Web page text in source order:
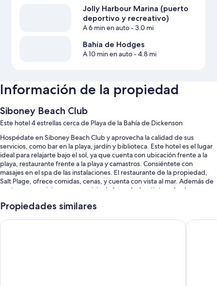
Jolly Harbour Marina (puerto
deportivo y recreativo)
A 6 min en auto- 3.0 mi
Bahía de Hodges
A 10 min en auto- 4.8 mi
Información de la propiedad
Siboney Beach Club
Este hotel 4 estrellas cerca de Playa de la Bahía de Dickenson
Hospédate en Siboney Beach Club y aprovecha la calidad de sus
servicios, como bar en la playa, jardín y biblioteca. Este hotel es el lugar
ideal para relajarte bajo el sol, ya que cuenta con ubicación frente a la
playa, restaurante frente a la playa y camastros. Consiéntete con
masajes en el spa de las instalaciones. El restaurante de la propiedad,
Salt Plage, ofrece comidas, cenas, y cuenta con vista al mar. Además de
contar con servicios como servicio de lavandería o tintorería y bar,
Estos son algunos servicios adicionales:
Propiedades similares
Buccaneer Beach Club Ocean